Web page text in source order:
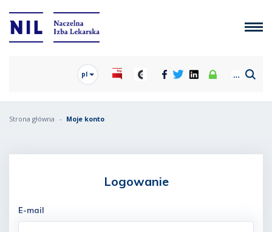
pl
Strona główna Moje konto
Logowanie
E-mail